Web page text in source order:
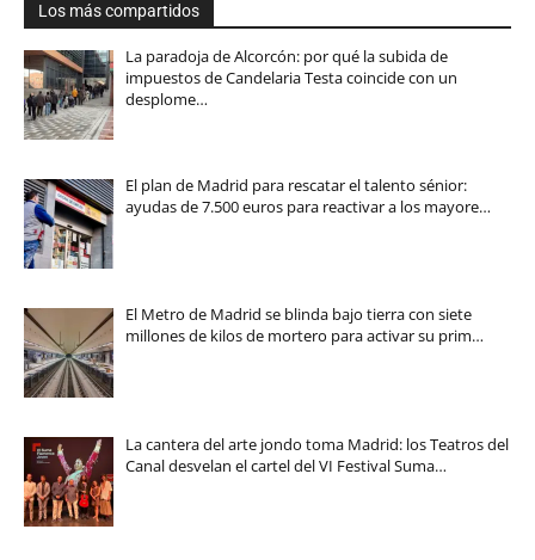
Los más compartidos
La paradoja de Alcorcón: por qué la subida de
impuestos de Candelaria Testa coincide con un
desplome…
El plan de Madrid para rescatar el talento sénior:
ayudas de 7.500 euros para reactivar a los mayore…
El Metro de Madrid se blinda bajo tierra con siete
millones de kilos de mortero para activar su prim…
La cantera del arte jondo toma Madrid: los Teatros del
Canal desvelan el cartel del VI Festival Suma…